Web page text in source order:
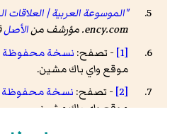
"الموسوعة العربية | العلاقات
ency.com. مؤرشف منالأصل
[1]
- تصفح: نسخة محفوظة
موقع واي باك مشين.
[2]
- تصفح: نسخة محفوظة
موقع واي باك مشين.